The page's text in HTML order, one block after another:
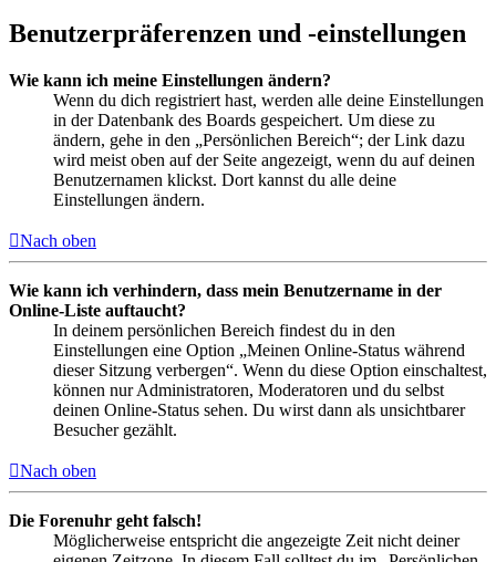
Benutzerpräferenzen und -einstellungen
Wie kann ich meine Einstellungen ändern?
Wenn du dich registriert hast, werden alle deine Einstellungen
in der Datenbank des Boards gespeichert. Um diese zu
ändern, gehe in den „Persönlichen Bereich“; der Link dazu
wird meist oben auf der Seite angezeigt, wenn du auf deinen
Benutzernamen klickst. Dort kannst du alle deine
Einstellungen ändern.
Nach oben
Wie kann ich verhindern, dass mein Benutzername in der
Online-Liste auftaucht?
In deinem persönlichen Bereich findest du in den
Einstellungen eine Option „Meinen Online-Status während
dieser Sitzung verbergen“. Wenn du diese Option einschaltest,
können nur Administratoren, Moderatoren und du selbst
deinen Online-Status sehen. Du wirst dann als unsichtbarer
Besucher gezählt.
Nach oben
Die Forenuhr geht falsch!
Möglicherweise entspricht die angezeigte Zeit nicht deiner